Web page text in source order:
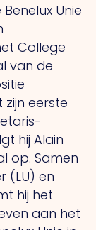
Unie
College
van de
zijn eerste
hij Alain
op. Samen
(LU) en
hij het
aan het